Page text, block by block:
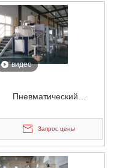
видео
Пневматический
высокоскоростной
для склеивания
Запрос цены